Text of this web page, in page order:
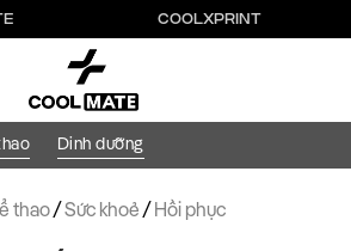
COOLXPRINT
Dinh dưỡng
thao/Sức khoẻ/ Hồi phục